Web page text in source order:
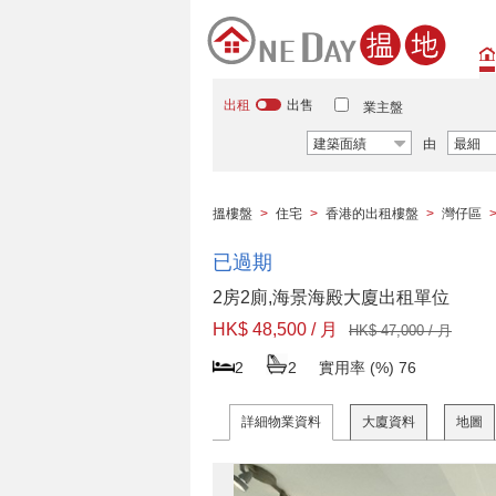
出租 出售 業主盤
建築面績 由 最細
搵樓盤 > 住宅 > 香港的出租樓盤 > 灣仔區 >
已過期
2房2廁,海景海殿大廈出租單位
HK$ 48,500 / 月
HK$ 47,000 / 月
2 2 實用率 (%) 76
詳細物業資料 大廈資料 地圖